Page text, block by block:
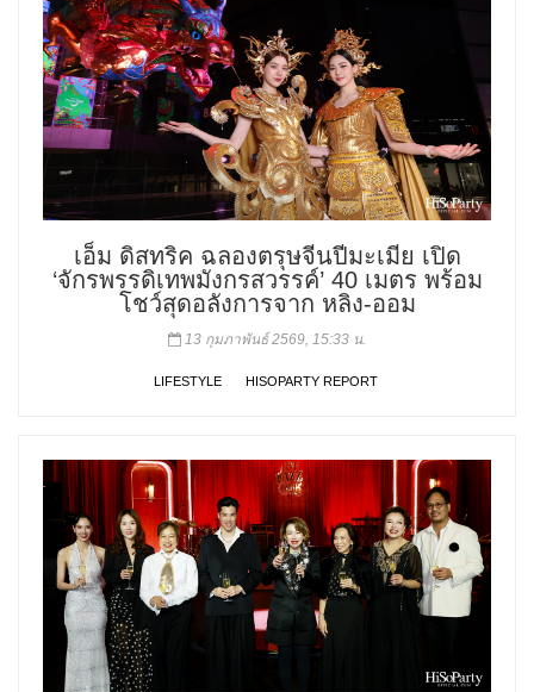
เอ็ม ดิสทริค ฉลองตรุษจีนปีมะเมีย เปิด
‘จักรพรรดิเทพมังกรสวรรค์’ 40 เมตร พร้อม
โชว์สุดอลังการจาก หลิง-ออม
13 กุมภาพันธ์ 2569, 15:33 น.
LIFESTYLE HISOPARTY REPORT